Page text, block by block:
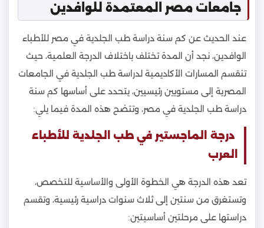
جامعات مصر المعتمدة للوافدين
عند الحديث عن كم سنة دراسة طب الجلدية في مصر للأطباء
الوافدين، نجد أن المدة تختلف باختلاف الدرجة العلمية، حيث
تنقسم المسارات الأكاديمية لدراسة طب الجلدية في الجامعات
المصرية إلى مستويين رئيسيين، يتحدد على أساسها كم سنة
دراسة طب الجلدية في مصر، وتتضح هذه المدة فيما يلي:
درجة الماجستير في طب الجلدية للأطباء
العرب
تعد هذه الدرجة هي الخطوة الأولى والأساسية للتخصص،
وتستغرق من سنتين إلى ثلاث سنوات دراسية رئيسية، وتقسم
دراستها على مرحلتين أساسيتين: